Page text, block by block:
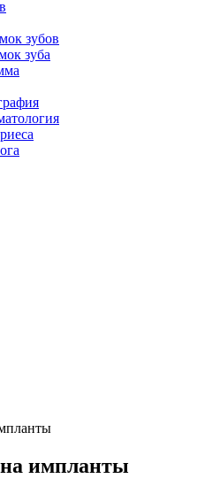
зубов
зуба
на импланты